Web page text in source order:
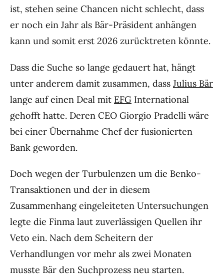
ist, stehen seine Chancen nicht schlecht, dass
er noch ein Jahr als Bär-Präsident anhängen
kann und somit erst 2026 zurücktreten könnte.
Dass die Suche so lange gedauert hat, hängt
unter anderem damit zusammen, dass Julius Bär
lange auf einen Deal mit EFG International
gehofft hatte. Deren CEO Giorgio Pradelli wäre
bei einer Übernahme Chef der fusionierten
Bank geworden.
Doch wegen der Turbulenzen um die Benko-
Transaktionen und der in diesem
Zusammenhang eingeleiteten Untersuchungen
legte die Finma laut zuverlässigen Quellen ihr
Veto ein. Nach dem Scheitern der
Verhandlungen vor mehr als zwei Monaten
musste Bär den Suchprozess neu starten.